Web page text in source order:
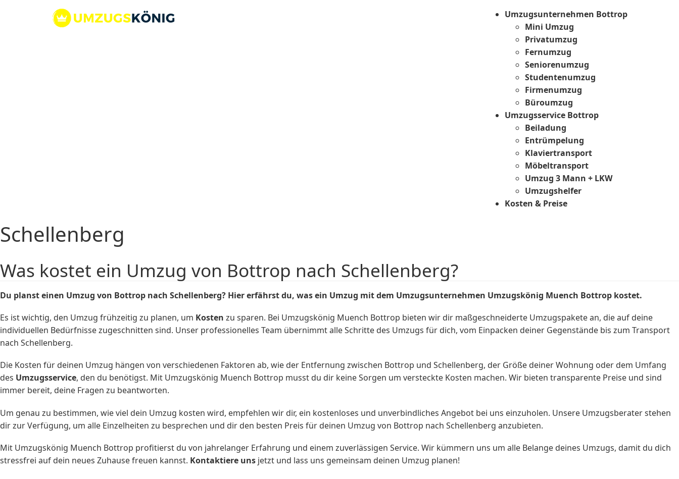
Umzugsunternehmen Bottrop
Mini Umzug
Privatumzug
Fernumzug
Seniorenumzug
Studentenumzug
Firmenumzug
Büroumzug
Umzugsservice Bottrop
Beiladung
Entrümpelung
Klaviertransport
Möbeltransport
Umzug 3 Mann + LKW
Umzugshelfer
Kosten & Preise
Schellenberg
Was kostet ein Umzug von Bottrop nach Schellenberg?
Du planst einen Umzug von Bottrop nach Schellenberg? Hier erfährst du, was ein Umzug mit dem Umzugsunternehmen Umzugskönig Muench Bottrop kostet.
Es ist wichtig, den Umzug frühzeitig zu planen, um Kosten zu sparen. Bei Umzugskönig Muench Bottrop bieten wir dir maßgeschneiderte Umzugspakete an, die auf deine
individuellen Bedürfnisse zugeschnitten sind. Unser professionelles Team übernimmt alle Schritte des Umzugs für dich, vom Einpacken deiner Gegenstände bis zum Transport
nach Schellenberg.
Die Kosten für deinen Umzug hängen von verschiedenen Faktoren ab, wie der Entfernung zwischen Bottrop und Schellenberg, der Größe deiner Wohnung oder dem Umfang
des Umzugsservice, den du benötigst. Mit Umzugskönig Muench Bottrop musst du dir keine Sorgen um versteckte Kosten machen. Wir bieten transparente Preise und sind
immer bereit, deine Fragen zu beantworten.
Um genau zu bestimmen, wie viel dein Umzug kosten wird, empfehlen wir dir, ein kostenloses und unverbindliches Angebot bei uns einzuholen. Unsere Umzugsberater stehen
dir zur Verfügung, um alle Einzelheiten zu besprechen und dir den besten Preis für deinen Umzug von Bottrop nach Schellenberg anzubieten.
Mit Umzugskönig Muench Bottrop profitierst du von jahrelanger Erfahrung und einem zuverlässigen Service. Wir kümmern uns um alle Belange deines Umzugs, damit du dich
stressfrei auf dein neues Zuhause freuen kannst. Kontaktiere uns jetzt und lass uns gemeinsam deinen Umzug planen!